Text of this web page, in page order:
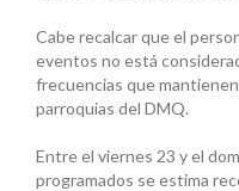
Cabe recalcar que el
eventos no está
frecuencias que
parroquias del DMQ.
Entre el viernes 23 y el
programados se estima